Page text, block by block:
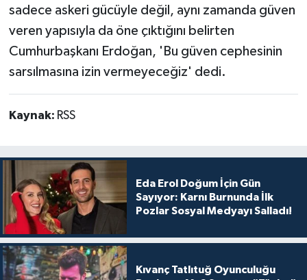
sadece askeri gücüyle değil, aynı zamanda güven
veren yapısıyla da öne çıktığını belirten
Cumhurbaşkanı Erdoğan, 'Bu güven cephesinin
sarsılmasına izin vermeyeceğiz' dedi.
Kaynak: RSS
Eda Erol Doğum İçin Gün
Sayıyor: Karnı Burnunda İlk
Pozlar Sosyal Medyayı Salladı!
Kıvanç Tatlıtuğ Oyunculuğu